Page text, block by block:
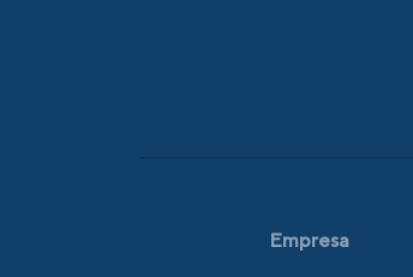
Empresa